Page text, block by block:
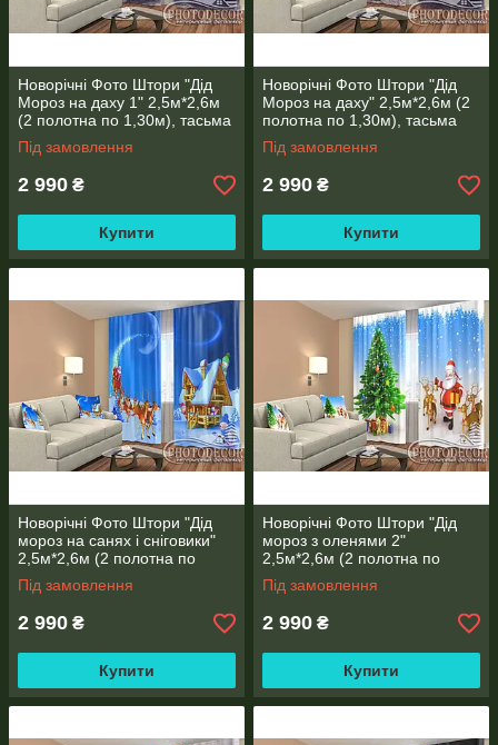
Новорічні Фото Штори "Дід
Мороз на даху 1" 2,5м*2,6м
(2 полотна по 1,30м), тасьма
Під замовлення
2 990 ₴
Купити
Новорічні Фото Штори "Дід
Мороз на даху" 2,5м*2,6м (2
полотна по 1,30м), тасьма
Під замовлення
2 990 ₴
Купити
Новорічні Фото Штори "Дід
мороз на санях і сніговики"
2,5м*2,6м (2 полотна по
1,30м), тасьма
Під замовлення
2 990 ₴
Купити
Новорічні Фото Штори "Дід
мороз з оленями 2"
2,5м*2,6м (2 полотна по
1,30м), тасьма
Під замовлення
2 990 ₴
Купити